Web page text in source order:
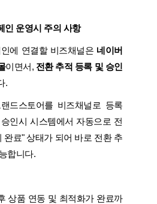
인 운영시 주의 사항
에 연결할 비즈채널은 네이버
이면서, 전환 추적 등록 및 승인
.
드스토어를 비즈채널로 등록
인시 시스템에서 자동으로 전
완료" 상태가 되어 바로 전환 추
합니다.
상품 연동 및 최적화가 완료까